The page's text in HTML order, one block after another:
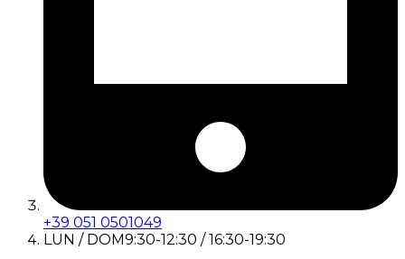
+39 051 0501049
LUN / DOM9:30-12:30 / 16:30-19:30